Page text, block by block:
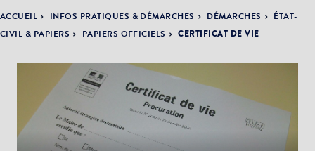
PRATIQUES &
DÉMARCHES
ACTUALITÉS &
ÉVÈNEMENTS
DÉMOCRATIE
PARTICIPATIVE
ACCUEIL INFOS PRATIQUES & DÉMARCHES DÉMARCHES
ÉTAT-
CIVIL & PAPIERS
PAPIERS OFFICIELS CERTIFICAT DE VIE